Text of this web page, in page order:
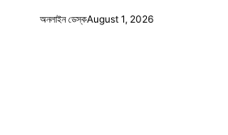
অনলাইন ডেস্কAugust 1, 2026